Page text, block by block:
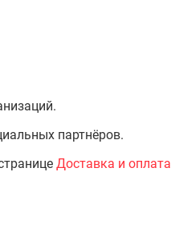
партнёров.
Доставка и оплата